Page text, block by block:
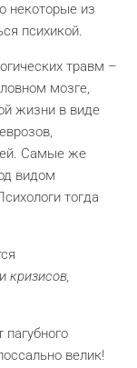
некоторые из
психикой.
травм –
мозге,
жизни в виде
Самые же
видом
тогда
и кризисов,
велик!